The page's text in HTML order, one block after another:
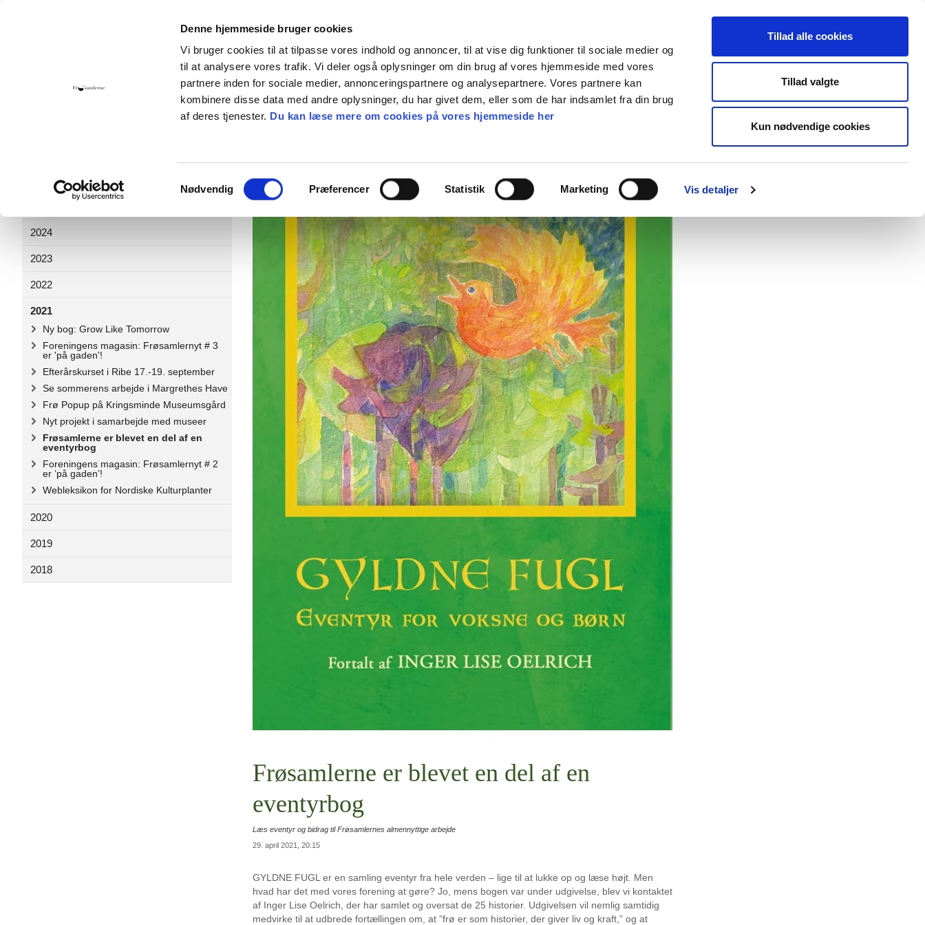
Denne hjemmeside bruger cookies
Vi bruger cookies til at tilpasse vores indhold og annoncer, til at vise dig funktioner til sociale medier og
til at analysere vores trafik. Vi deler også oplysninger om din brug af vores hjemmeside med vores
partnere inden for sociale medier, annonceringspartnere og analysepartnere. Vores partnere kan
kombinere disse data med andre oplysninger, du har givet dem, eller som de har indsamlet fra din brug
af deres tjenester. Du kan læse mere om cookies på vores hjemmeside her
Samtykkevalg
Nødvendig Præferencer Statistik Marketing Vis detaljer
Tillad alle cookies
Tillad valgte
Kun nødvendige cookies
Bliv medlem Giv en gave Find frø Webshop Nyheder Kalender
Viden om
2024
2023
2022
2021
Ny bog: Grow Like Tomorrow
Foreningens magasin: Frøsamlernyt # 3
er 'på gaden'!
Efterårskurset i Ribe 17.-19. september
Se sommerens arbejde i Margrethes Have
Frø Popup på Kringsminde Museumsgård
Nyt projekt i samarbejde med museer
Frøsamlerne er blevet en del af en
eventyrbog
Foreningens magasin: Frøsamlernyt # 2
er ’på gaden’!
Webleksikon for Nordiske Kulturplanter
2020
2019
2018
Frøsamlerne er blevet en del af en
eventyrbog
Læs eventyr og bidrag til Frøsamlernes almennyttige arbejde
29. april 2021, 20:15
GYLDNE FUGL er en samling eventyr fra hele verden – lige til at lukke op og læse højt. Men
hvad har det med vores forening at gøre? Jo, mens bogen var under udgivelse, blev vi kontaktet
af Inger Lise Oelrich, der har samlet og oversat de 25 historier. Udgivelsen vil nemlig samtidig
medvirke til at udbrede fortællingen om, at ”frø er som historier, der giver liv og kraft,” og at